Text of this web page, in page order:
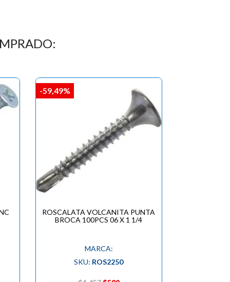
ROSCALATA VOLCANITA PUNTA
BROCA 100PCS 06 X 1 1/4
MARCA:
SKU: ROS2250
-59,49%